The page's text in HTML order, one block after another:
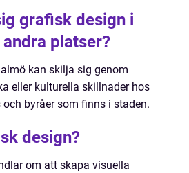
grafisk design i
platser?
kan skilja sig genom
eller kulturella skillnader hos
byråer som finns i staden.
design?
om att skapa visuella